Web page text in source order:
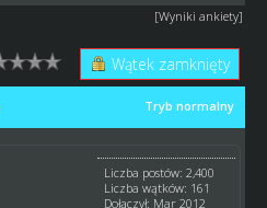
[Wyniki ankiety]
Wątek zamknięty
Tryb normalny
Liczba postów: 2,400
Liczba wątków: 161
Dołączył: Mar 2012